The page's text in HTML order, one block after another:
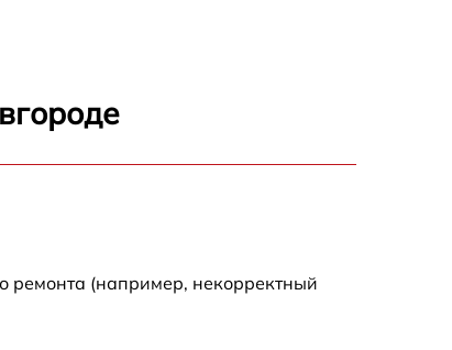
ремонта (например, некорректный